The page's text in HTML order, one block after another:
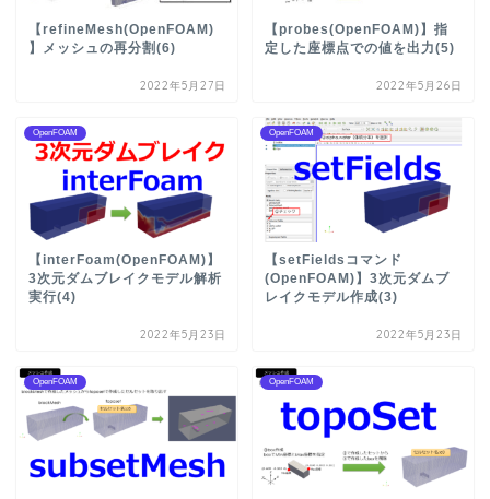
【refineMesh(OpenFOAM)
】メッシュの再分割(6)
2022年5月27日
【probes(OpenFOAM)】指
定した座標点での値を出力(5)
2022年5月26日
OpenFOAM
【interFoam(OpenFOAM)】
3次元ダムブレイクモデル解析
実行(4)
2022年5月23日
OpenFOAM
【setFieldsコマンド
(OpenFOAM)】3次元ダムブ
レイクモデル作成(3)
2022年5月23日
OpenFOAM OpenFOAM